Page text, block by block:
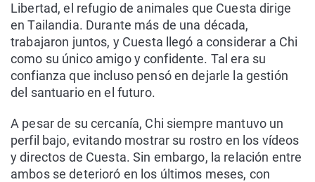
Libertad, el refugio de animales que Cuesta dirige
en Tailandia. Durante más de una década,
trabajaron juntos, y Cuesta llegó a considerar a Chi
como su único amigo y confidente. Tal era su
confianza que incluso pensó en dejarle la gestión
del santuario en el futuro.
A pesar de su cercanía, Chi siempre mantuvo un
perfil bajo, evitando mostrar su rostro en los vídeos
y directos de Cuesta. Sin embargo, la relación entre
ambos se deterioró en los últimos meses, con